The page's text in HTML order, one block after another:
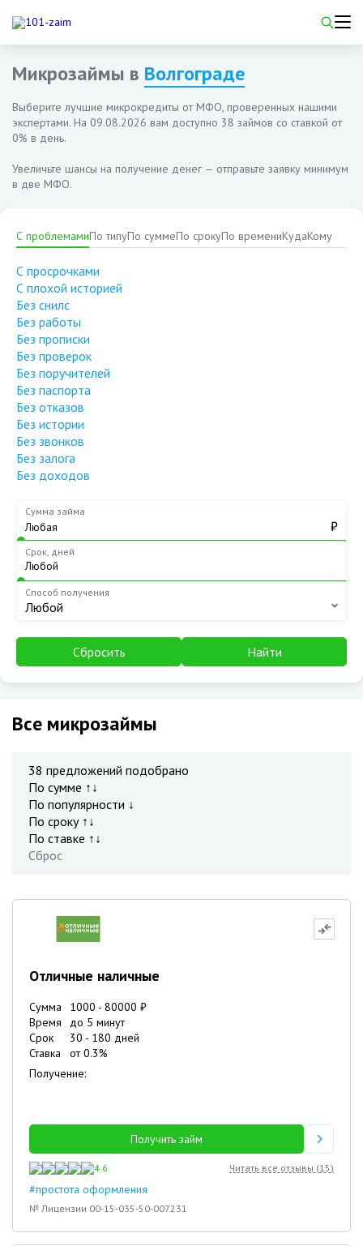
Микрозаймы в Волгограде
Выберите лучшие микрокредиты от МФО, проверенных нашими
экспертами. На 09.08.2026 вам доступно 38 займов со ставкой от
0% в день.
Увеличьте шансы на получение денег — отправьте заявку минимум
в две МФО.
С проблемамиПо типуПо суммеПо срокуПо времениКудаКому
С просрочками
С плохой историей
Без снилс
Без работы
Без прописки
Без проверок
Без поручителей
Без паспорта
Без отказов
Без истории
Без звонков
Без залога
Без доходов
Сумма займа
₽
Срок, дней
Способ получения
Любой
Сбросить Найти
Все микрозаймы
38 предложений подобрано
По сумме ↑↓
По популярности ↓
По сроку ↑↓
По ставке ↑↓
Сброс
Отличные наличные
Сумма 1000 - 80000 ₽
Время
до 5 минут
Срок
30 - 180 дней
Ставка
от0.3%
Получение:
Получить займ
4.6 Читать все отзывы (15)
#простота оформления
№ Лицензии 00-15-035-50-007231